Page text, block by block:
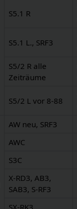
S5.1 R
S5.1 L., SRF3
S5/2 R alle
Zeiträume
S5/2 L vor 8-88
AW neu, SRF3
AWC
S3C
X-RD3, AB3,
SAB3, S-RF3
SX-RK3